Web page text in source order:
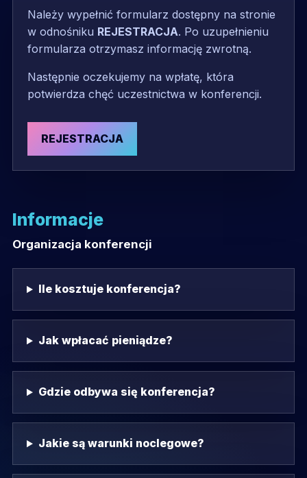
Należy wypełnić formularz dostępny na stronie
w odnośniku REJESTRACJA. Po uzupełnieniu
formularza otrzymasz informację zwrotną.
Następnie oczekujemy na wpłatę, która
potwierdza chęć uczestnictwa w konferencji.
REJESTRACJA
Informacje
Organizacja konferencji
Ile kosztuje konferencja?
Jak wpłacać pieniądze?
Gdzie odbywa się konferencja?
Jakie są warunki noclegowe?